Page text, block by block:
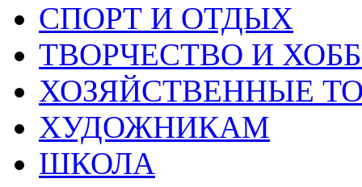
СПОРТ И ОТДЫХ
ТВОРЧЕСТВО И
ХОЗЯЙСТВЕННЫЕ
ХУДОЖНИКАМ
ШКОЛА